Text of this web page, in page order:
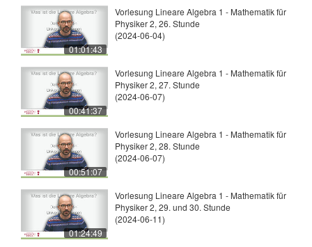
01:01:43
Vorlesung Lineare Algebra 1 - Mathematik für
Physiker 2, 26. Stunde
(2024-06-04)
00:41:37
Vorlesung Lineare Algebra 1 - Mathematik für
Physiker 2, 27. Stunde
(2024-06-07)
00:51:07
Vorlesung Lineare Algebra 1 - Mathematik für
Physiker 2, 28. Stunde
(2024-06-07)
01:24:49
Vorlesung Lineare Algebra 1 - Mathematik für
Physiker 2, 29. und 30. Stunde
(2024-06-11)